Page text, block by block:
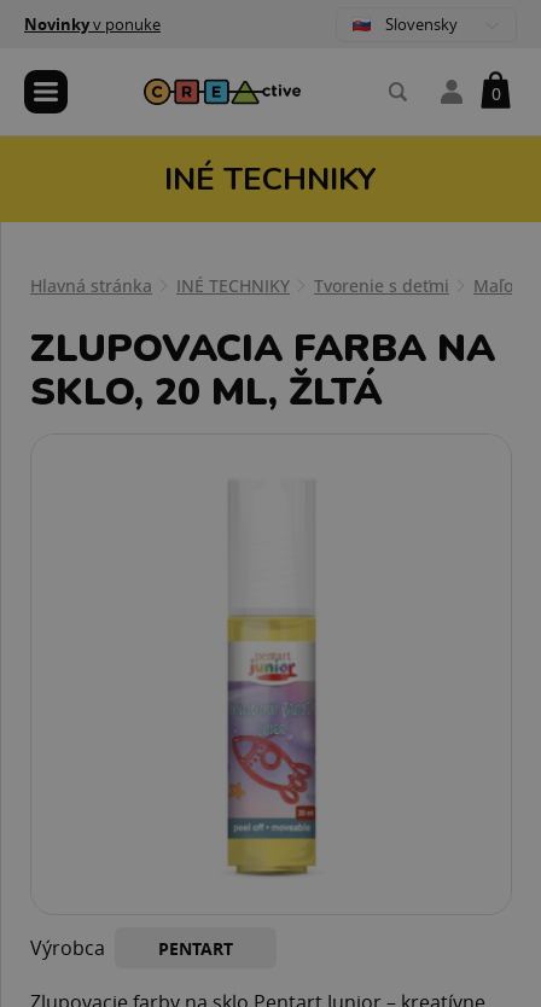
Novinkyv ponuke Slovensky
0
INÉ TECHNIKY
Hlavná stránka INÉ TECHNIKY Tvorenie s deťmi
ZLUPOVACIA FARBA NA
SKLO, 20 ML, ŽLTÁ
Výrobca PENTART